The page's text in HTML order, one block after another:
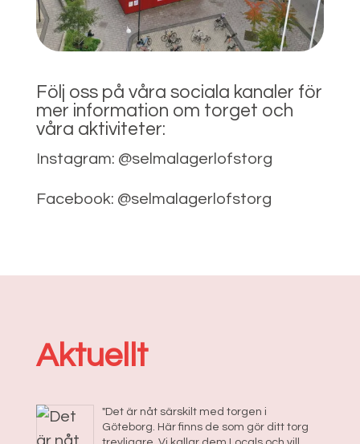
Följ oss på våra sociala kanaler för
mer information om torget och
våra aktiviteter:
Instagram: @selmalagerlofstorg
Facebook: @selmalagerlofstorg
Aktuellt
"Det är nåt särskilt med torgen i
Göteborg. Här finns de som gör ditt torg